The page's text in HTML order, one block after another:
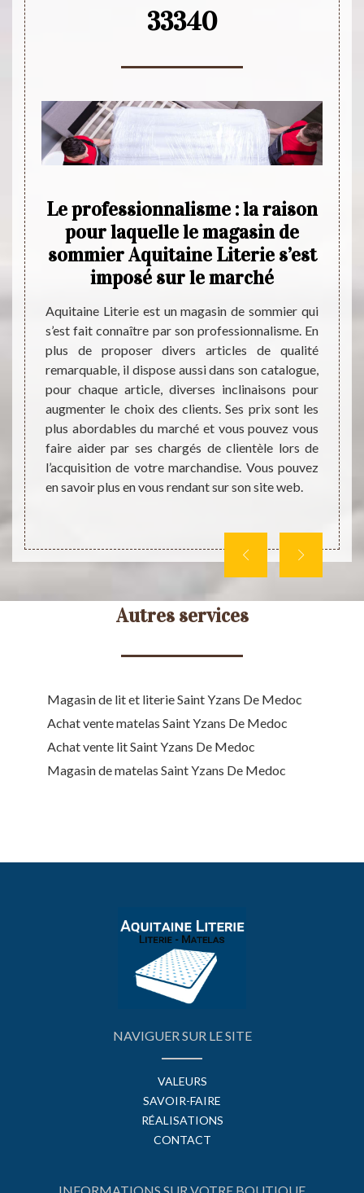
33340
de
De
que
sa
Pour
Le professionnalisme : la raison
pour laquelle le magasin de
sommier Aquitaine Literie s’est
imposé sur le marché
Aquitaine Literie est un magasin de sommier qui
s’est fait connaître par son professionnalisme. En
plus de proposer divers articles de qualité
remarquable, il dispose aussi dans son catalogue,
pour chaque article, diverses inclinaisons pour
augmenter le choix des clients. Ses prix sont les
plus abordables du marché et vous pouvez vous
faire aider par ses chargés de clientèle lors de
l’acquisition de votre marchandise. Vous pouvez
en savoir plus en vous rendant sur son site web.
de
La
pas
Autres services
Magasin de lit et literie Saint Yzans De Medoc
Achat vente matelas Saint Yzans De Medoc
Achat vente lit Saint Yzans De Medoc
Magasin de matelas Saint Yzans De Medoc
NAVIGUER SUR LE SITE
VALEURS
SAVOIR-FAIRE
RÉALISATIONS
CONTACT
INFORMATIONS SUR VOTRE BOUTIQUE